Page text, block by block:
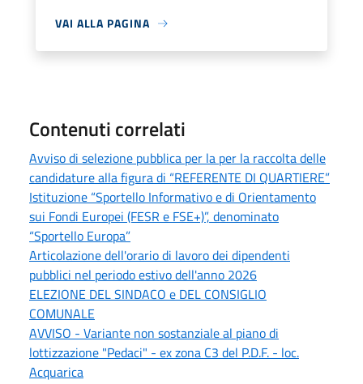
VAI ALLA PAGINA
Contenuti correlati
Avviso di selezione pubblica per la per la raccolta delle
candidature alla figura di “REFERENTE DI QUARTIERE”
Istituzione “Sportello Informativo e di Orientamento
sui Fondi Europei (FESR e FSE+)”, denominato
“Sportello Europa”
Articolazione dell'orario di lavoro dei dipendenti
pubblici nel periodo estivo dell'anno 2026
ELEZIONE DEL SINDACO e DEL CONSIGLIO
COMUNALE
AVVISO - Variante non sostanziale al piano di
lottizzazione "Pedaci" - ex zona C3 del P.D.F. - loc.
Acquarica